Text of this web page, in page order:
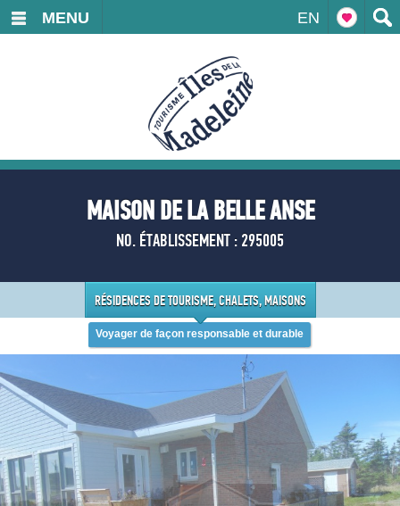
EN
MENU
MAISON DE LA BELLE ANSE
NO. ÉTABLISSEMENT : 295005
RÉSIDENCES DE TOURISME, CHALETS, MAISONS
Voyager de façon responsable et durable